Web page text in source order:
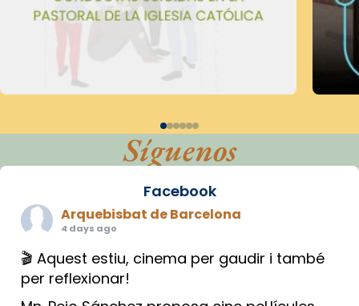
Síguenos
Facebook
Arquebisbat de Barcelona
4 days ago
🎬 Aquest estiu, cinema per gaudir i també
per reflexionar!